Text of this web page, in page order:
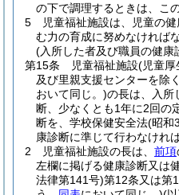
の下で調理するときは、こ
5
児童福祉施設は、児童の
む力の育成に努めなければ
(入所した者及び職員の健康
第15条
児童福祉施設(児童厚
及び里親支援センターを除く
おいて同じ。)の長は、入所
断、少なくとも1年に2回の
断を、学校保健安全法(昭和
康診断に準じて行わなけれ
2
児童福祉施設の長は、 前項
左欄に掲げる健康診断又は
法律第141号)第12条又は第